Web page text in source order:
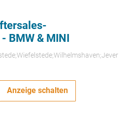
BMW & MINI
Anzeige schalten